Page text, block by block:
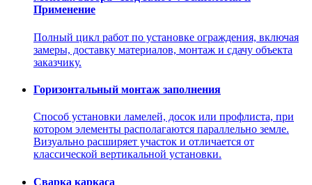
Применение
Полный цикл работ по установке ограждения, включая
замеры, доставку материалов, монтаж и сдачу объекта
заказчику.
Горизонтальный монтаж заполнения
Способ установки ламелей, досок или профлиста, при
котором элементы располагаются параллельно земле.
Визуально расширяет участок и отличается от
классической вертикальной установки.
Сварка каркаса